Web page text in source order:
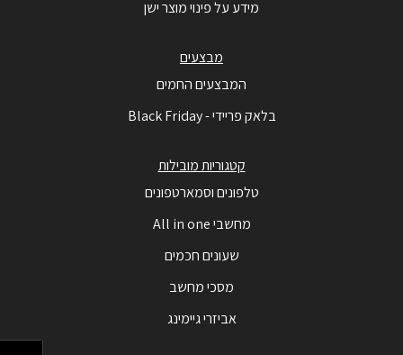
מידע על פינוי מוצר ישן
מבצעים
המבצעים החמים
בלאק פריידי - Black Friday
קטגוריות מובילות
טלפונים וסמארטפונים
מחשבי All in one
שעונים חכמים
מסכי מחשב
אביזרי גיימינג